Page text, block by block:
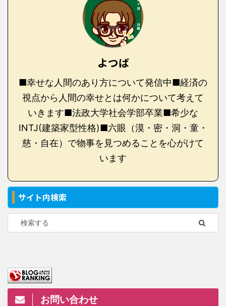
よつば
■幸せな人間のあり方について発信中■経済の
視点から人間の幸せとは何かについて考えて
いきます■法政大学社会学部卒業■希少な
INTJ(建築家型性格)■六眼（漠・密・洞・童・
慈・自在）で物事を見つめることを心がけて
います
サイト内検索
お問い合わせ